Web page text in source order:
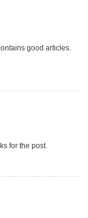
good articles.
for the post.